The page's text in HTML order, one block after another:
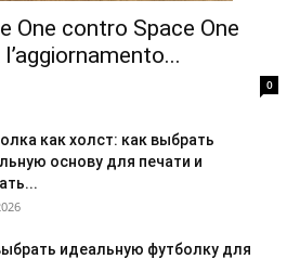
One contro Space One
0
как холст: как выбрать
основу для печати и
идеальную футболку для